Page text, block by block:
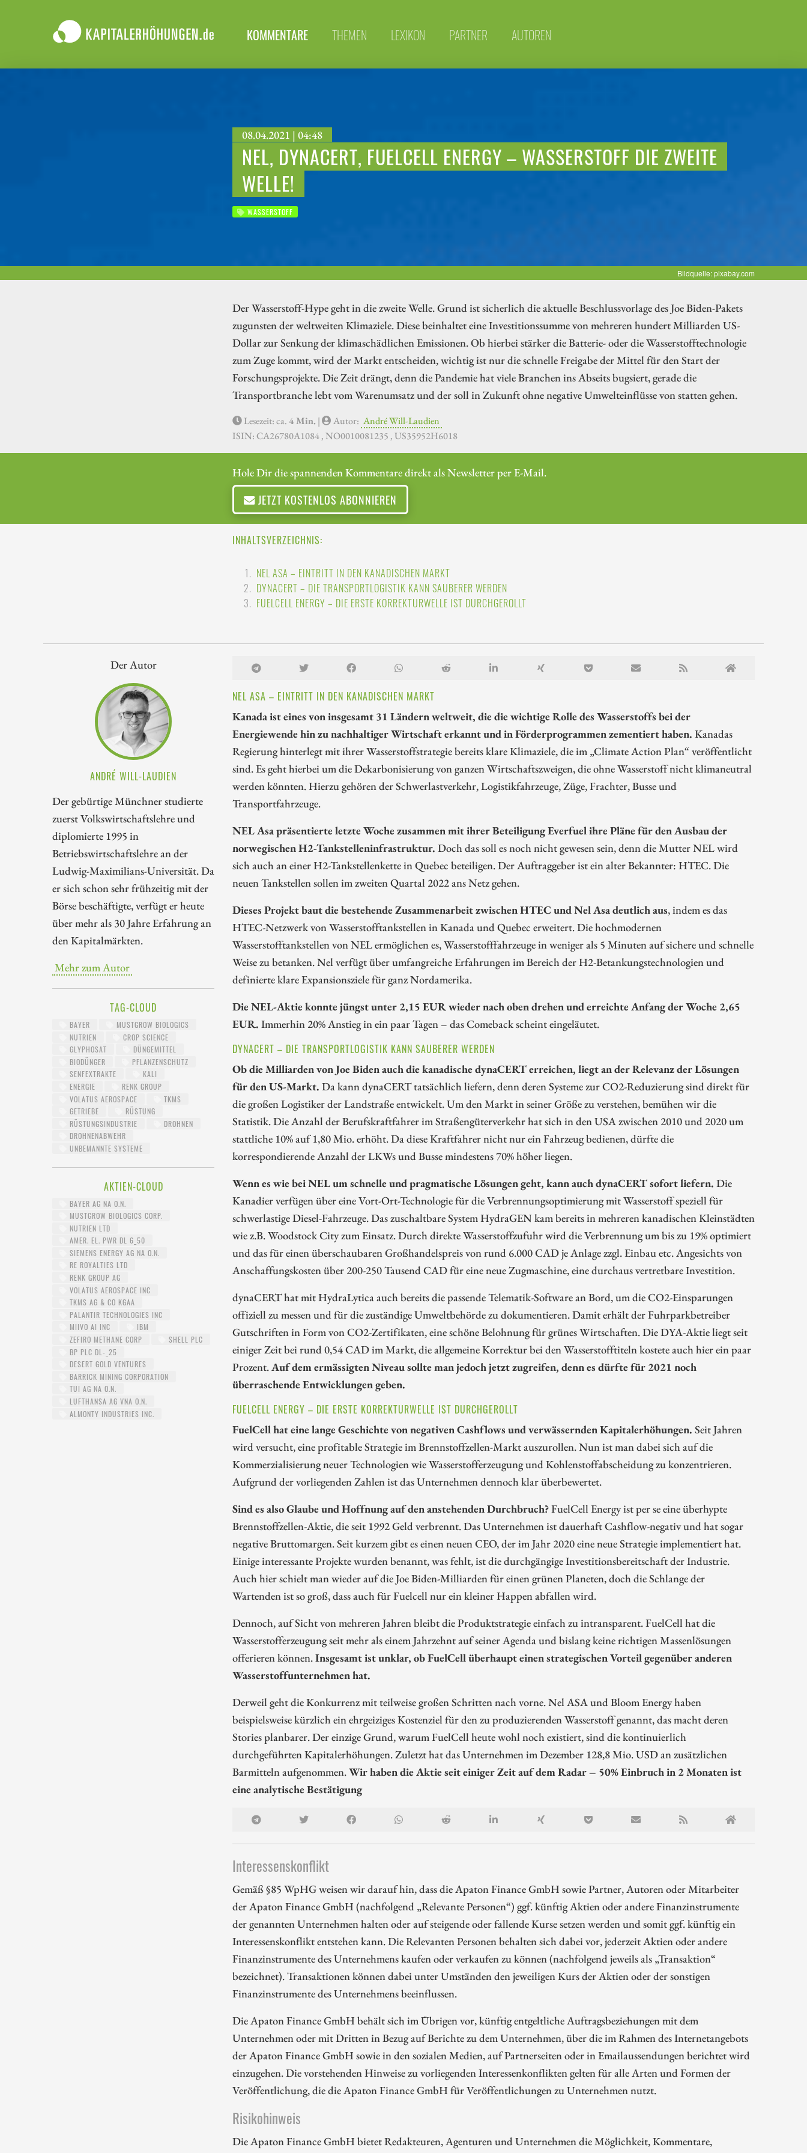
KOMMENTARE THEMEN LEXIKON PARTNER AUTOREN
08.04.2021 | 04:48
NEL, DYNACERT, FUELCELL ENERGY – WASSERSTOFF DIE ZWEITE
WELLE!
WASSERSTOFF
Bildquelle: pixabay.com
Der Wasserstoff-Hype geht in die zweite Welle. Grund ist sicherlich die aktuelle Beschlussvorlage des Joe Biden-Pakets
zugunsten der weltweiten Klimaziele. Diese beinhaltet eine Investitionssumme von mehreren hundert Milliarden US-
Dollar zur Senkung der klimaschädlichen Emissionen. Ob hierbei stärker die Batterie- oder die Wasserstofftechnologie
zum Zuge kommt, wird der Markt entscheiden, wichtig ist nur die schnelle Freigabe der Mittel für den Start der
Forschungsprojekte. Die Zeit drängt, denn die Pandemie hat viele Branchen ins Abseits bugsiert, gerade die
Transportbranche lebt vom Warenumsatz und der soll in Zukunft ohne negative Umwelteinflüsse von statten gehen.
Lesezeit: ca.4 Min. | Autor: André Will-Laudien
ISIN: CA26780A1084 , NO0010081235 , US35952H6018
Hole Dir die spannenden Kommentare direkt als Newsletter per E-Mail.
JETZT KOSTENLOS ABONNIEREN
INHALTSVERZEICHNIS:
NEL ASA – EINTRITT IN DEN KANADISCHEN MARKT
DYNACERT – DIE TRANSPORTLOGISTIK KANN SAUBERER WERDEN
FUELCELL ENERGY – DIE ERSTE KORREKTURWELLE IST DURCHGEROLLT
Der Autor
ANDRÉ WILL-LAUDIEN
Der gebürtige Münchner studierte
zuerst Volkswirtschaftslehre und
diplomierte 1995 in
Betriebswirtschaftslehre an der
Ludwig-Maximilians-Universität. Da
er sich schon sehr frühzeitig mit der
Börse beschäftigte, verfügt er heute
über mehr als 30 Jahre Erfahrung an
den Kapitalmärkten.
Mehr zum Autor
TAG-CLOUD
BAYER
MUSTGROW BIOLOGICS
NUTRIEN
CROP SCIENCE
GLYPHOSAT
DÜNGEMITTEL
BIODÜNGER
PFLANZENSCHUTZ
SENFEXTRAKTE
KALI
ENERGIE
RENK GROUP
VOLATUS AEROSPACE
TKMS
GETRIEBE
RÜSTUNG
RÜSTUNGSINDUSTRIE
DROHNEN
DROHNENABWEHR
UNBEMANNTE SYSTEME
AKTIEN-CLOUD
BAYER AG NA O.N.
MUSTGROW BIOLOGICS CORP.
NUTRIEN LTD
AMER. EL. PWR DL 6_50
SIEMENS ENERGY AG NA O.N.
RE ROYALTIES LTD
RENK GROUP AG
VOLATUS AEROSPACE INC
TKMS AG & CO KGAA
PALANTIR TECHNOLOGIES INC
MIIVO AI INC
IBM
ZEFIRO METHANE CORP
SHELL PLC
BP PLC DL-_25
DESERT GOLD VENTURES
BARRICK MINING CORPORATION
TUI AG NA O.N.
LUFTHANSA AG VNA O.N.
ALMONTY INDUSTRIES INC.
NEL ASA – EINTRITT IN DEN KANADISCHEN MARKT
Kanada ist eines von insgesamt 31 Ländern weltweit, die die wichtige Rolle des Wasserstoffs bei der
Energiewende hin zu nachhaltiger Wirtschaft erkannt und in Förderprogrammen zementiert haben. Kanadas
Regierung hinterlegt mit ihrer Wasserstoffstrategie bereits klare Klimaziele, die im „Climate Action Plan“ veröffentlicht
sind. Es geht hierbei um die Dekarbonisierung von ganzen Wirtschaftszweigen, die ohne Wasserstoff nicht klimaneutral
werden könnten. Hierzu gehören der Schwerlastverkehr, Logistikfahrzeuge, Züge, Frachter, Busse und
Transportfahrzeuge.
NEL Asa präsentierte letzte Woche zusammen mit ihrer Beteiligung Everfuel ihre Pläne für den Ausbau der
norwegischen H2-Tankstelleninfrastruktur. Doch das soll es noch nicht gewesen sein, denn die Mutter NEL wird
sich auch an einer H2-Tankstellenkette in Quebec beteiligen. Der Auftraggeber ist ein alter Bekannter: HTEC. Die
neuen Tankstellen sollen im zweiten Quartal 2022 ans Netz gehen.
Dieses Projekt baut die bestehende Zusammenarbeit zwischen HTEC und Nel Asa deutlich aus, indem es das
HTEC-Netzwerk von Wasserstofftankstellen in Kanada und Quebec erweitert. Die hochmodernen
Wasserstofftankstellen von NEL ermöglichen es, Wasserstofffahrzeuge in weniger als 5 Minuten auf sichere und schnelle
Weise zu betanken. Nel verfügt über umfangreiche Erfahrungen im Bereich der H2-Betankungstechnologien und
definierte klare Expansionsziele für ganz Nordamerika.
Die NEL-Aktie konnte jüngst unter 2,15 EUR wieder nach oben drehen und erreichte Anfang der Woche 2,65
EUR. Immerhin 20% Anstieg in ein paar Tagen – das Comeback scheint eingeläutet.
DYNACERT – DIE TRANSPORTLOGISTIK KANN SAUBERER WERDEN
Ob die Milliarden von Joe Biden auch die kanadische dynaCERT erreichen, liegt an der Relevanz der Lösungen
für den US-Markt. Da kann dynaCERT tatsächlich liefern, denn deren Systeme zur CO2-Reduzierung sind direkt für
die großen Logistiker der Landstraße entwickelt. Um den Markt in seiner Größe zu verstehen, bemühen wir die
Statistik. Die Anzahl der Berufskraftfahrer im Straßengüterverkehr hat sich in den USA zwischen 2010 und 2020 um
stattliche 10% auf 1,80 Mio. erhöht. Da diese Kraftfahrer nicht nur ein Fahrzeug bedienen, dürfte die
korrespondierende Anzahl der LKWs und Busse mindestens 70% höher liegen.
Wenn es wie bei NEL um schnelle und pragmatische Lösungen geht, kann auch dynaCERT sofort liefern. Die
Kanadier verfügen über eine Vort-Ort-Technologie für die Verbrennungsoptimierung mit Wasserstoff speziell für
schwerlastige Diesel-Fahrzeuge. Das zuschaltbare System HydraGEN kam bereits in mehreren kanadischen Kleinstädten
wie z.B. Woodstock City zum Einsatz. Durch direkte Wasserstoffzufuhr wird die Verbrennung um bis zu 19% optimiert
und das für einen überschaubaren Großhandelspreis von rund 6.000 CAD je Anlage zzgl. Einbau etc. Angesichts von
Anschaffungskosten über 200-250 Tausend CAD für eine neue Zugmaschine, eine durchaus vertretbare Investition.
dynaCERT hat mit HydraLytica auch bereits die passende Telematik-Software an Bord, um die CO2-Einsparungen
offiziell zu messen und für die zuständige Umweltbehörde zu dokumentieren. Damit erhält der Fuhrparkbetreiber
Gutschriften in Form von CO2-Zertifikaten, eine schöne Belohnung für grünes Wirtschaften. Die DYA-Aktie liegt seit
einiger Zeit bei rund 0,54 CAD im Markt, die allgemeine Korrektur bei den Wasserstofftiteln kostete auch hier ein paar
Prozent.Auf dem ermässigten Niveau sollte man jedoch jetzt zugreifen, denn es dürfte für 2021 noch
überraschende Entwicklungen geben.
FUELCELL ENERGY – DIE ERSTE KORREKTURWELLE IST DURCHGEROLLT
FuelCell hat eine lange Geschichte von negativen Cashflows und verwässernden Kapitalerhöhungen. Seit Jahren
wird versucht, eine profitable Strategie im Brennstoffzellen-Markt auszurollen. Nun ist man dabei sich auf die
Kommerzialisierung neuer Technologien wie Wasserstofferzeugung und Kohlenstoffabscheidung zu konzentrieren.
Aufgrund der vorliegenden Zahlen ist das Unternehmen dennoch klar überbewertet.
Sind es also Glaube und Hoffnung auf den anstehenden Durchbruch?FuelCell Energy ist per se eine überhypte
Brennstoffzellen-Aktie, die seit 1992 Geld verbrennt. Das Unternehmen ist dauerhaft Cashflow-negativ und hat sogar
negative Bruttomargen. Seit kurzem gibt es einen neuen CEO, der im Jahr 2020 eine neue Strategie implementiert hat.
Einige interessante Projekte wurden benannt, was fehlt, ist die durchgängige Investitionsbereitschaft der Industrie.
Auch hier schielt man wieder auf die Joe Biden-Milliarden für einen grünen Planeten, doch die Schlange der
Wartenden ist so groß, dass auch für Fuelcell nur ein kleiner Happen abfallen wird.
Dennoch, auf Sicht von mehreren Jahren bleibt die Produktstrategie einfach zu intransparent. FuelCell hat die
Wasserstofferzeugung seit mehr als einem Jahrzehnt auf seiner Agenda und bislang keine richtigen Massenlösungen
offerieren können.Insgesamt ist unklar, ob FuelCell überhaupt einen strategischen Vorteil gegenüber anderen
Wasserstoffunternehmen hat.
Derweil geht die Konkurrenz mit teilweise großen Schritten nach vorne. Nel ASA und Bloom Energy haben
beispielsweise kürzlich ein ehrgeiziges Kostenziel für den zu produzierenden Wasserstoff genannt, das macht deren
Stories planbarer. Der einzige Grund, warum FuelCell heute wohl noch existiert, sind die kontinuierlich
durchgeführten Kapitalerhöhungen. Zuletzt hat das Unternehmen im Dezember 128,8 Mio. USD an zusätzlichen
Barmitteln aufgenommen.Wir haben die Aktie seit einiger Zeit auf dem Radar – 50% Einbruch in 2 Monaten ist
eine analytische Bestätigung
Interessenskonflikt
Gemäß §85 WpHG weisen wir darauf hin, dass die Apaton Finance GmbH sowie Partner, Autoren oder Mitarbeiter
der Apaton Finance GmbH (nachfolgend „Relevante Personen“) ggf. künftig Aktien oder andere Finanzinstrumente
der genannten Unternehmen halten oder auf steigende oder fallende Kurse setzen werden und somit ggf. künftig ein
Interessenskonflikt entstehen kann. Die Relevanten Personen behalten sich dabei vor, jederzeit Aktien oder andere
Finanzinstrumente des Unternehmens kaufen oder verkaufen zu können (nachfolgend jeweils als „Transaktion“
bezeichnet). Transaktionen können dabei unter Umständen den jeweiligen Kurs der Aktien oder der sonstigen
Finanzinstrumente des Unternehmens beeinflussen.
Die Apaton Finance GmbH behält sich im Übrigen vor, künftig entgeltliche Auftragsbeziehungen mit dem
Unternehmen oder mit Dritten in Bezug auf Berichte zu dem Unternehmen, über die im Rahmen des Internetangebots
der Apaton Finance GmbH sowie in den sozialen Medien, auf Partnerseiten oder in Emailaussendungen berichtet wird
einzugehen. Die vorstehenden Hinweise zu vorliegenden Interessenkonflikten gelten für alle Arten und Formen der
Veröffentlichung, die die Apaton Finance GmbH für Veröffentlichungen zu Unternehmen nutzt.
Risikohinweis
Die Apaton Finance GmbH bietet Redakteuren, Agenturen und Unternehmen die Möglichkeit, Kommentare,